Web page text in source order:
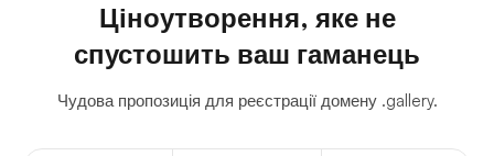
Ціноутворення, яке не
спустошить ваш гаманець
Чудова пропозиція для реєстрації домену .gallery.